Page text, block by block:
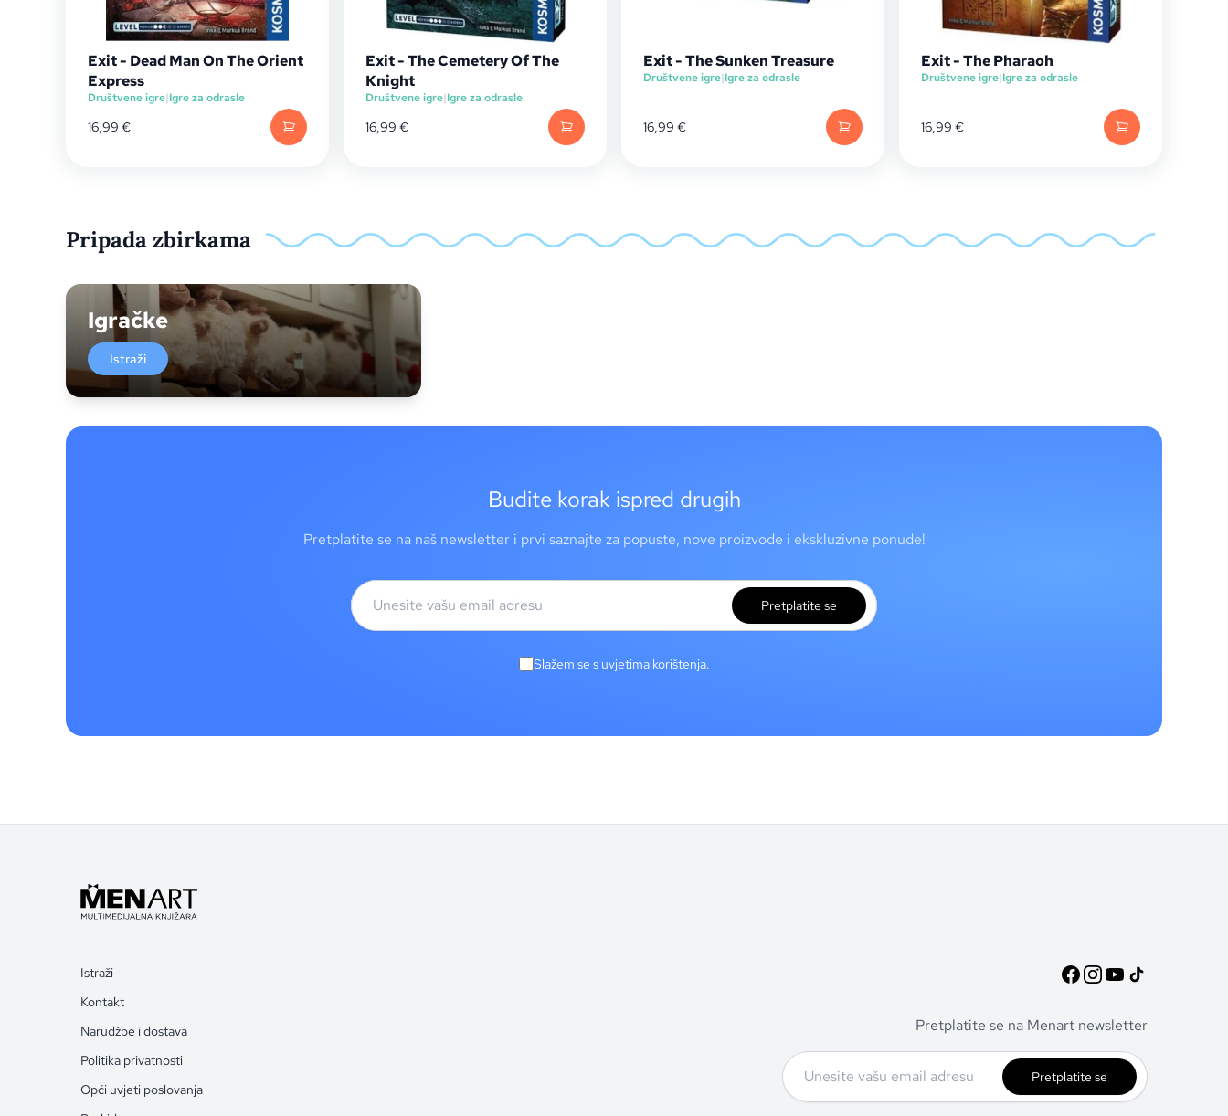
Exit - Dead Man On The Orient
Express
Društvene igre|Igre za odrasle
16,99 €
Exit - The Cemetery Of The
Knight
Društvene igre|Igre za odrasle
16,99 €
Exit - The Sunken Treasure
Društvene igre|Igre za odrasle
16,99 €
Exit - The Pharaoh
Društvene igre|Igre za odrasle
16,99 €
Pripada zbirkama
Igračke
Istraži
Budite korak ispred drugih
Pretplatite se na naš newsletter i prvi saznajte za popuste, nove proizvode i ekskluzivne ponude!
Pretplatite se
Slažem se s uvjetima korištenja.
Istraži
Kontakt
Narudžbe i dostava
Politika privatnosti
Opći uvjeti poslovanja
Pretplatite se na Menart newsletter
Pretplatite se